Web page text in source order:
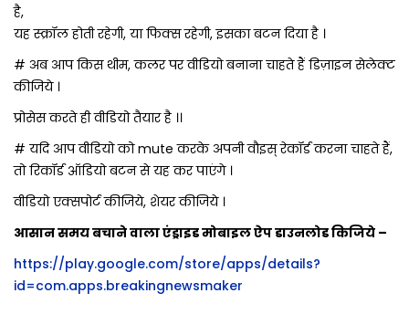
है,
यह स्क्रॉल होती रहेगी, या फिक्स रहेगी, इसका बटन दिया है ।
# अब आप किस थीम, कलर पर वीडियो बनाना चाहते हैं डिज़ाइन सेलेक्ट
कीजिये ।
प्रोसेस करते ही वीडियो तैयार है ।।
# यदि आप वीडियो को mute करके अपनी वौइस् रेकॉर्ड करना चाहते हैं,
तो रिकॉर्ड ऑडियो बटन से यह कर पाएंगे ।
वीडियो एक्सपोर्ट कीजिये, शेयर कीजिये ।
आसान समय बचाने वाला एंड्राइड मोबाइल ऐप डाउनलोड किजिये –
https://play.google.com/store/apps/details?
id=com.apps.breakingnewsmaker